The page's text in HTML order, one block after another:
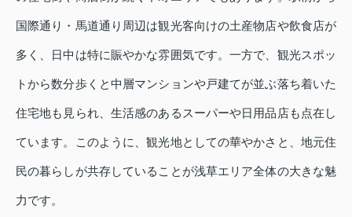
国際通り・馬道通り周辺は観光客向けの土産物店や飲食店が
多く、日中は特に賑やかな雰囲気です。一方で、観光スポッ
トから数分歩くと中層マンションや戸建てが並ぶ落ち着いた
住宅地も見られ、生活感のあるスーパーや日用品店も点在し
ています。このように、観光地としての華やかさと、地元住
民の暮らしが共存していることが浅草エリア全体の大きな魅
力です。